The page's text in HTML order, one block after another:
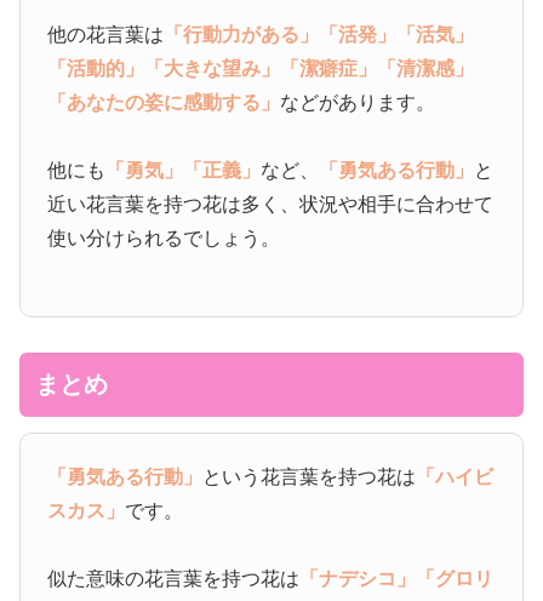
他の花言葉は 「行動力がある」 「活発」
「活気」
「活動的」
「大きな望み」 「潔癖症」
「清潔感」
「あなたの姿に感動する」 などがあります。
他にも 「勇気」 「正義」 など、 「勇気ある行動」 と
近い花言葉を持つ花は多く、状況や相手に合わせて
使い分けられるでしょう。
まとめ
「勇気ある行動」 という花言葉を持つ花は 「ハイビ
スカス」 です。
似た意味の花言葉を持つ花は 「ナデシコ」
「グロリ